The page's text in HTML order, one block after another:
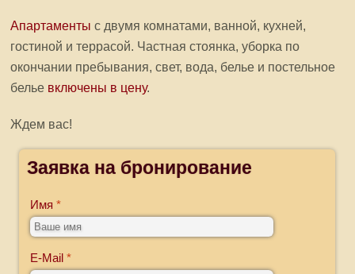
Апартаменты с двумя комнатами, ванной, кухней,
гостиной и террасой. Частная стоянка, уборка по
окончании пребывания, свет, вода, белье и постельное
белье включены в цену.
Ждем вас!
Заявка на бронирование
Имя
E-Mail